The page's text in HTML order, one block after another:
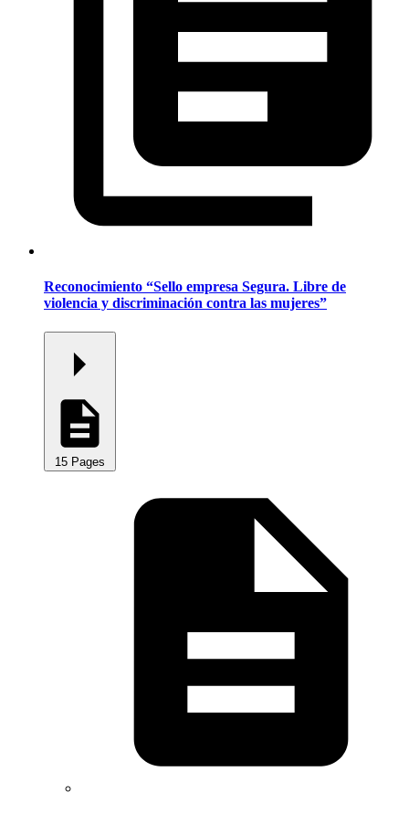
Reconocimiento “Sello empresa Segura. Libre de
violencia y discriminación contra las mujeres”
15 Pages